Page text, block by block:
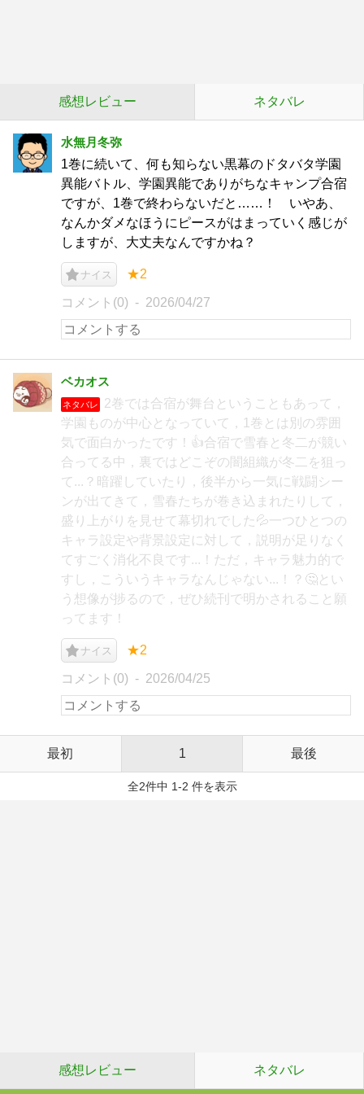
感想レビュー ネタバレ
水無月冬弥
1巻に続いて、何も知らない黒幕のドタバタ学園
異能バトル、学園異能でありがちなキャンプ合宿
ですが、1巻で終わらないだと……！ いやあ、
なんかダメなほうにピースがはまっていく感じが
しますが、大丈夫なんですかね？
ナイス ★2
コメント(0) 2026/04/27
ベカオス
ネタバレ
2巻では合宿が舞台ということもあって，
学園ものが中心となっていて，1巻とは別の雰囲
気で面白かったです！👍合宿で雪春と冬二が競い
合ってる中，裏ではどこぞの闇組織が冬二を狙っ
て...？暗躍していたり，後半から一気に戦闘シー
ンが出てきて，雪春たちが巻き込まれたりして，
盛り上がりを見せて幕切れでした💦一つひとつの
キャラ設定や背景設定に対して，説明が足りなく
てすごく消化不良です...！ただ，キャラ魅力的で
すし，こういうキャラなんじゃない...！？🤔とい
う想像が捗るので，ぜひ続刊で明かされること願
ってます！
ナイス ★2
コメント(0) 2026/04/25
最初 1 最後
全2件中 1-2 件を表示
感想レビュー ネタバレ